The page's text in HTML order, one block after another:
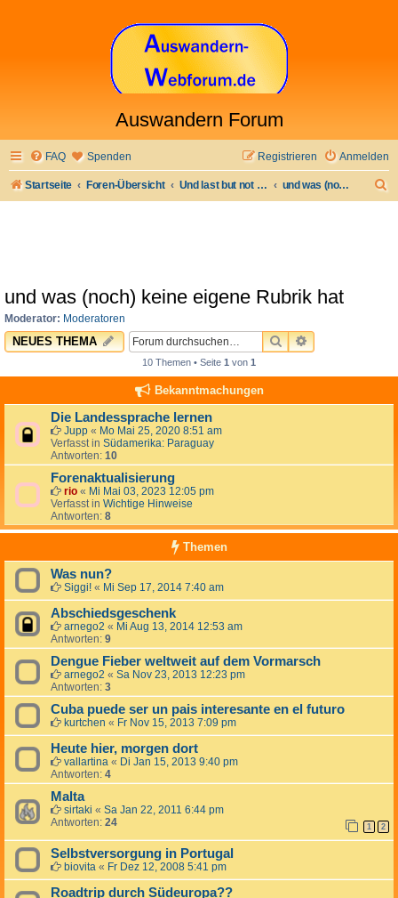
Auswandern Forum
FAQ Spenden Anmelden
Registrieren
Startseite Foren-Übersicht Und last but not least und was (noch) keine eigene Rubrik hat
und was (noch) keine eigene Rubrik hat
Moderator: Moderatoren
NEUES THEMA SUCHEERWEITERTE
10 Themen • Seite 1 von 1
Bekanntmachungen
Die Landessprache lernen
Jupp « Mo Mai 25, 2020 8:51 am
Verfasst in Südamerika: Paraguay
Antworten: 10
Forenaktualisierung
rio « Mi Mai 03, 2023 12:05 pm
Verfasst in Wichtige Hinweise
Antworten: 8
Themen
Was nun?
Siggi! « Mi Sep 17, 2014 7:40 am
Abschiedsgeschenk
arnego2 « Mi Aug 13, 2014 12:53 am
Antworten: 9
Dengue Fieber weltweit auf dem Vormarsch
arnego2 « Sa Nov 23, 2013 12:23 pm
Antworten: 3
Cuba puede ser un pais interesante en el futuro
kurtchen « Fr Nov 15, 2013 7:09 pm
Heute hier, morgen dort
vallartina « Di Jan 15, 2013 9:40 pm
Antworten: 4
Malta
sirtaki « Sa Jan 22, 2011 6:44 pm
Antworten: 24 1 2
Selbstversorgung in Portugal
biovita « Fr Dez 12, 2008 5:41 pm
Roadtrip durch Südeuropa??